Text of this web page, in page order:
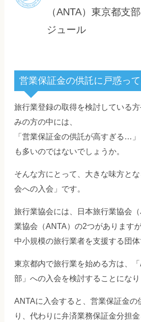
（ANTA）東京都支
ジュール
営業保証金の供託に戸惑っ
旅行業登録の取得を検討している
みの方の中には、
「営業保証金の供託が高すぎる…
も多いのではないでしょうか。
そんな方にとって、大きな味方と
会への入会」です。
旅行業協会には、日本旅行業協会
業協会（ANTA）の2つがあります
中小規模の旅行業者を支援する団体
東京都内で旅行業を始める方は、
部」への入会を検討することになり
ANTAに入会すると、営業保証金の
り、代わりに弁済業務保証金分担